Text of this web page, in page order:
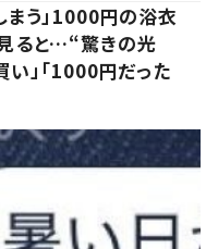
まう」1000円の浴衣
ると…“驚きの光
」「1000円だった